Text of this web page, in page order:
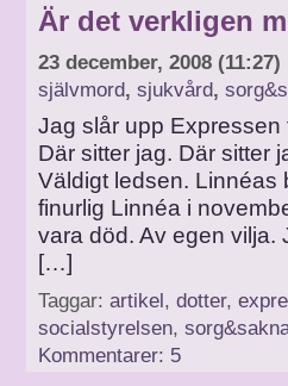
Är det verkligen
23 december, 2008 (11:27)
självmord, sjukvård,
Jag slår upp
Där sitter jag. Där sitter
Väldigt ledsen. Linnéas
finurlig Linnéa i
vara död. Av egen vilja.
[…]
Taggar: artikel, dotter,
socialstyrelsen,
Kommentarer: 5